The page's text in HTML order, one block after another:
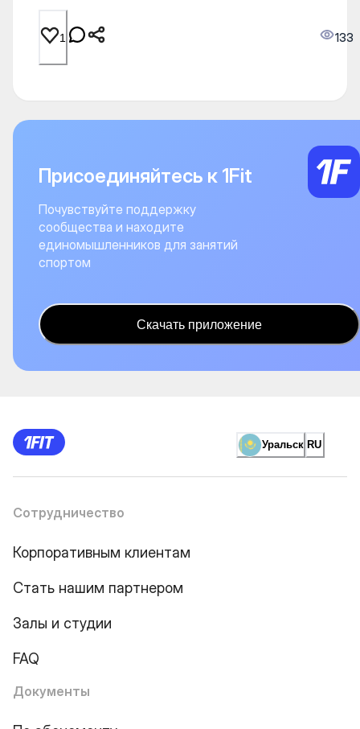
1 133
Присоединяйтесь к 1Fit
Почувствуйте поддержку
сообщества и находите
единомышленников для занятий
спортом
Скачать приложение
Уральск RU
Сотрудничество
Корпоративным клиентам
Стать нашим партнером
Залы и студии
FAQ
Документы